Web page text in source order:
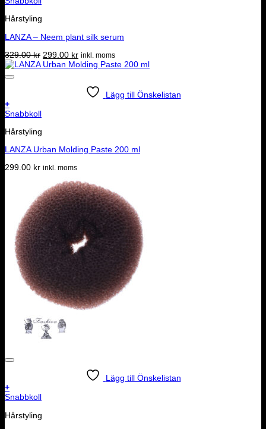
Hårstyling
LANZA – Neem plant silk serum
329.00kr Det
ursprungliga
299.00 krDet
nuvarande
299.00 kr.
inkl. moms
Lägg till Önskelistan
+
Snabbkoll
Hårstyling
LANZA Urban Molding Paste 200 ml
299.00 kr inkl. moms
Lägg till Önskelistan
+
Snabbkoll
Hårstyling